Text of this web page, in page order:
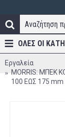
ΟΛΕΣ ΟΙ
Εργαλεία
MORRIS: ΜΠΕΚ
100 ΕΩΣ 175 mm